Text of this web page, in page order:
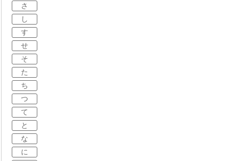
さ
し
す
せ
そ
た
ち
つ
て
と
な
に